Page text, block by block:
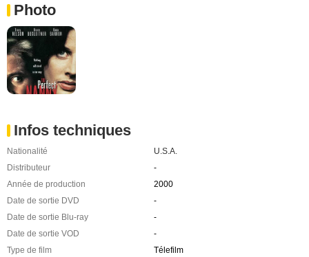
Photo
Infos techniques
Nationalité
U.S.A.
Distributeur
-
Année de production
2000
Date de sortie DVD
-
Date de sortie Blu-ray
-
Date de sortie VOD
-
Type de film
Télefilm